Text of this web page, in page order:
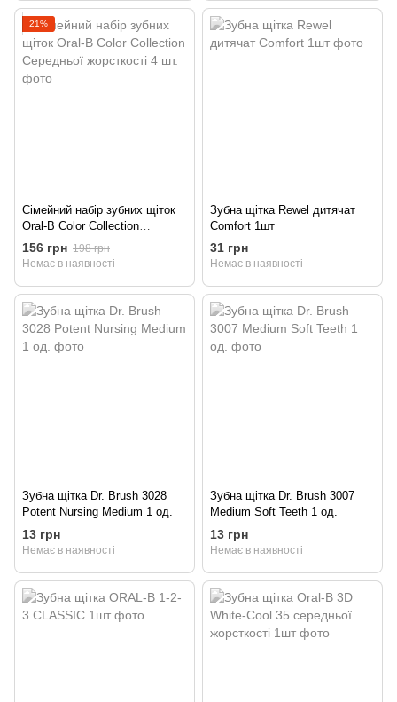
21%
Сімейний набір зубних щіток
Oral-B Color Collection
Середньої жорсткості 4 шт.
156 грн 198 грн
Немає в наявності
Зубна щітка Rewel дитячат
Comfort 1шт
31 грн
Немає в наявності
Зубна щітка Dr. Brush 3028
Potent Nursing Medium 1 од.
13 грн
Немає в наявності
Зубна щітка Dr. Brush 3007
Medium Soft Teeth 1 од.
13 грн
Немає в наявності